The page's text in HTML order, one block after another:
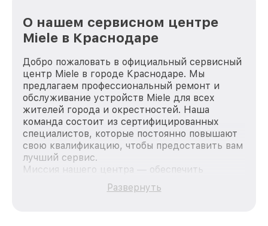
О нашем сервисном центре
Miele в Краснодаре
Добро пожаловать в официальный сервисный
центр Miele в городе Краснодаре. Мы
предлагаем профессиональный ремонт и
обслуживание устройств Miele для всех
жителей города и окрестностей. Наша
команда состоит из сертифицированных
специалистов, которые постоянно повышают
свою квалификацию, чтобы предоставить вам
лучший сервис.
Миссия нашего центра — обеспечить
качественный и доступный ремонт для
каждого пользователя продукции Miele, вне
Развернуть